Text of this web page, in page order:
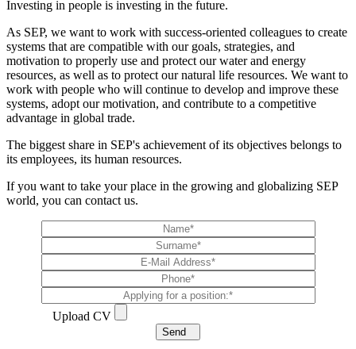
Investing in people is investing in the future.
As SEP, we want to work with success-oriented colleagues to create
systems that are compatible with our goals, strategies, and
motivation to properly use and protect our water and energy
resources, as well as to protect our natural life resources. We want to
work with people who will continue to develop and improve these
systems, adopt our motivation, and contribute to a competitive
advantage in global trade.
The biggest share in SEP's achievement of its objectives belongs to
its employees, its human resources.
If you want to take your place in the growing and globalizing SEP
world, you can contact us.
Upload CV
Send